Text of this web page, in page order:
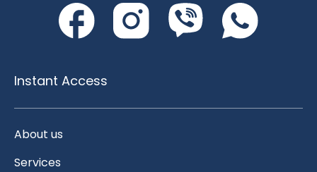
Instant Access
About us
Services